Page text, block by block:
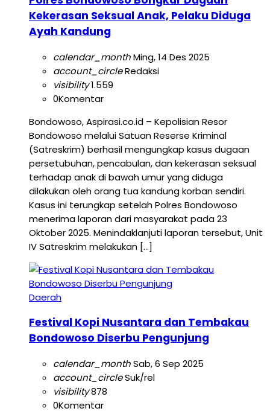
Kekerasan Seksual Anak, Pelaku Diduga
Ayah Kandung
calendar_monthMing, 14 Des 2025
account_circleRedaksi
visibility1.559
0Komentar
Bondowoso, Aspirasi.co.id – Kepolisian Resor
Bondowoso melalui Satuan Reserse Kriminal
(Satreskrim) berhasil mengungkap kasus dugaan
persetubuhan, pencabulan, dan kekerasan seksual
terhadap anak di bawah umur yang diduga
dilakukan oleh orang tua kandung korban sendiri.
Kasus ini terungkap setelah Polres Bondowoso
menerima laporan dari masyarakat pada 23
Oktober 2025. Menindaklanjuti laporan tersebut, Unit
IV Satreskrim melakukan […]
Daerah
Festival Kopi Nusantara dan Tembakau
Bondowoso Diserbu Pengunjung
calendar_monthSab, 6 Sep 2025
account_circleSuk/rel
visibility878
0Komentar